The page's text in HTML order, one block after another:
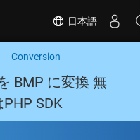
日本語
Conversion
BMP に変換 無
SDK